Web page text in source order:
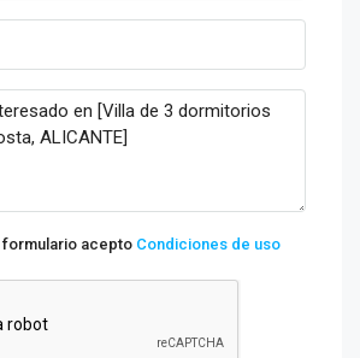
formulario acepto Condiciones de uso